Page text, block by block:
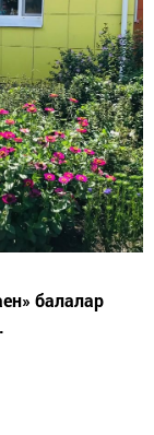
балалар